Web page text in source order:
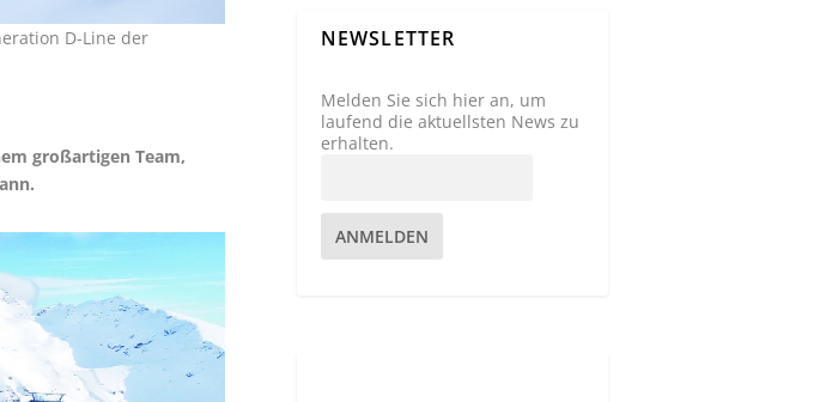
D-Line der
großartigen Team,
NEWSLETTER
Melden Sie sich hier an, um
laufend die aktuellsten News zu
erhalten.
ANMELDEN